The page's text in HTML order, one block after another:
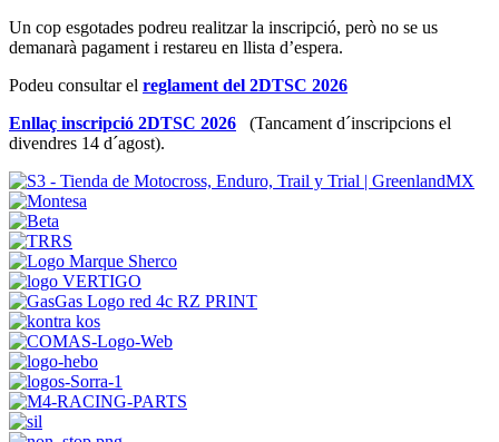
Un cop esgotades podreu realitzar la inscripció, però no se us
demanarà pagament i restareu en llista d’espera.
Podeu consultar el reglament del 2DTSC 2026
Enllaç inscripció 2DTSC 2026
(Tancament d´inscripcions el
divendres 14 d´agost).